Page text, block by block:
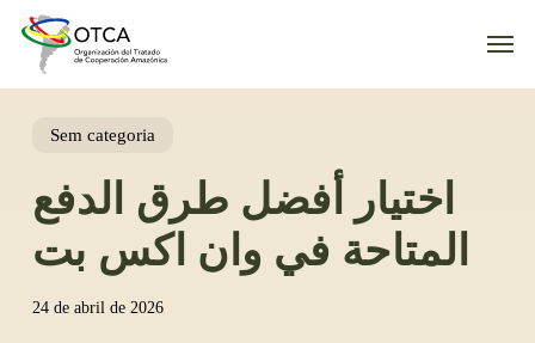
content
Menu
Sem categoria
اختيار أفضل طرق الدفع
المتاحة في وان اكس بت
24 de abril de 2026